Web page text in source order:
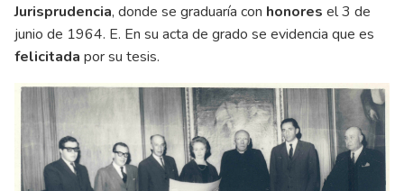
Jurisprudencia, donde se graduaría con honores el 3 de
junio de 1964. E. En su acta de grado se evidencia que es
felicitada por su tesis.